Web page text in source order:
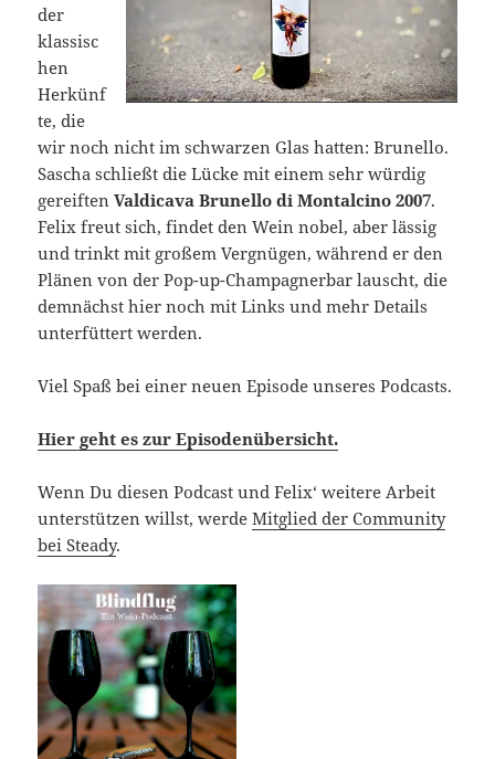
der
klassisc
hen
Herkünf
te, die
wir noch nicht im schwarzen Glas hatten: Brunello.
Sascha schließt die Lücke mit einem sehr würdig
gereiftenValdicava Brunello di Montalcino 2007.
Felix freut sich, findet den Wein nobel, aber lässig
und trinkt mit großem Vergnügen, während er den
Plänen von der Pop-up-Champagnerbar lauscht, die
demnächst hier noch mit Links und mehr Details
unterfüttert werden.
Viel Spaß bei einer neuen Episode unseres Podcasts.
Hier geht es zur Episodenübersicht.
Wenn Du diesen Podcast und Felix‘ weitere Arbeit
unterstützen willst, werdeMitglied der Community
bei Steady.